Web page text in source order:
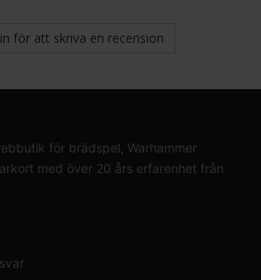
för att skriva en recension
för brädspel, Warhammer
med över 20 års erfarenhet från